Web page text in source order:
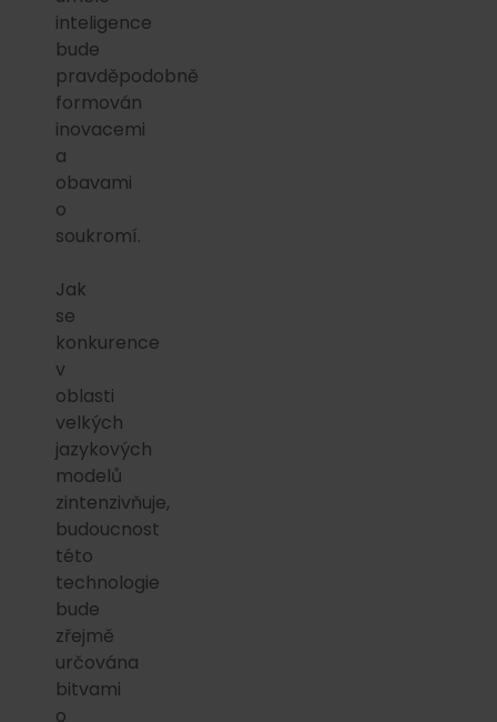
inteligence
bude
pravděpodobně
formován
inovacemi
a
obavami
o
soukromí.
Jak
se
konkurence
v
oblasti
velkých
jazykových
modelů
zintenzivňuje,
budoucnost
této
technologie
bude
zřejmě
určována
bitvami
o